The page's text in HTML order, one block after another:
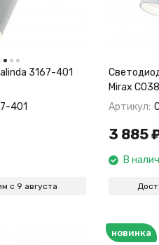
3167-401
401
с 9 августа
Mirax
Артикул:
3 885
В
новинка